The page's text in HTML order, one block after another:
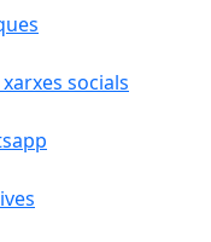
socials